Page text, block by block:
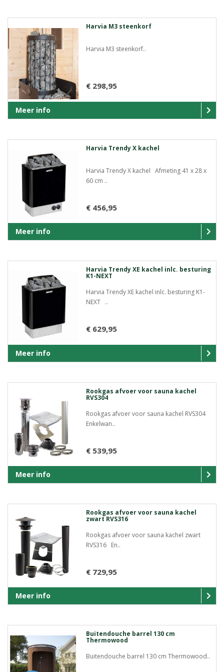
Harvia M3 steenkorf
Harvia M3 steenkorf..
€ 298,95
Meer info
Harvia Trendy X kachel
Harvia Trendy X kachel Afmeting 41 x 28 x
60 cm ..
€ 456,95
Meer info
Harvia Trendy XE kachel inlc. besturing
K1-NEXT
Harvia Trendy XE kachel inlc. besturing K1-
NEXT ..
€ 629,95
Meer info
Rookgas afvoer voor sauna kachel
RVS304
Rookgas afvoer voor sauna kachel RVS304
Enkelwan..
€ 539,95
Meer info
Rookgas afvoer voor sauna kachel
zwart RVS316
Rookgas afvoer voor sauna kachel zwart
RVS316 En..
€ 729,95
Meer info
Buitendouche barrel 130 cm
Thermowood
Buitendouche barrel 130 cm Thermowood..